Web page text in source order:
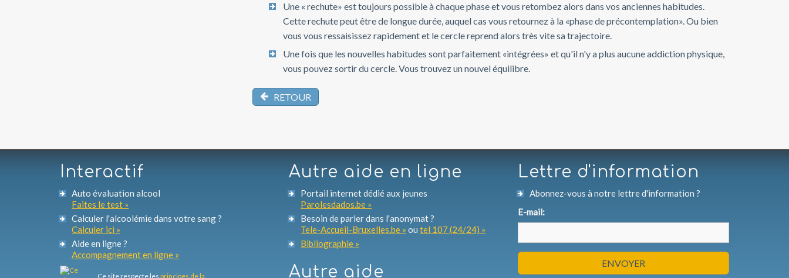
Une « rechute» est toujours possible à chaque phase et vous retombez alors dans vos anciennes habitudes.
Cette rechute peut être de longue durée, auquel cas vous retournez à la «phase de précontemplation». Ou bien
vous vous ressaisissez rapidement et le cercle reprend alors très vite sa trajectoire.
Une fois que les nouvelles habitudes sont parfaitement «intégrées» et qu'il n'y a plus aucune addiction physique,
vous pouvez sortir du cercle. Vous trouvez un nouvel équilibre.
RETOUR
Interactif
Auto évaluation alcool
Faites le test »
Calculer l'alcoolémie dans votre sang ?
Calculer ici »
Aide en ligne ?
Accompagnement en ligne »
Ce site respecte les principes de la
Autre aide en ligne
Portail internet dédié aux jeunes
Parolesdados.be »
Besoin de parler dans l'anonymat ?
Tele-Accueil-Bruxelles.be » ou tel 107 (24/24) »
Bibliographie »
Autre aide
Lettre d'information
Abonnez-vous à notre lettre d'information ?
E-mail:
ENVOYER